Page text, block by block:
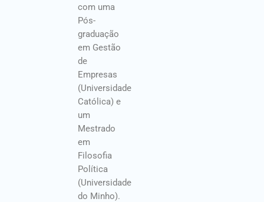
com uma
Pós-
graduação
em Gestão
de
Empresas
(Universidade
Católica) e
um
Mestrado
em
Filosofia
Política
(Universidade
do Minho).